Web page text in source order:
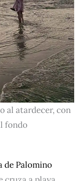
al atardecer, con
fondo
de Palomino